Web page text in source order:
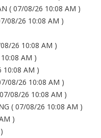
( 07/08/26 10:08 AM )
08/26 10:08 AM )
26 10:08 AM )
AM )
10:08 AM )
08/26 10:08 AM )
08/26 10:08 AM )
( 07/08/26 10:08 AM )
)